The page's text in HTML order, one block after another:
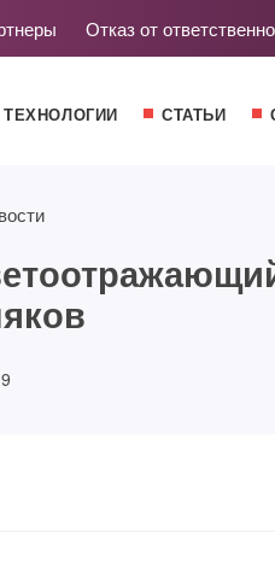
Отказ от
ТЕХНОЛОГИИ СТАТЬИ